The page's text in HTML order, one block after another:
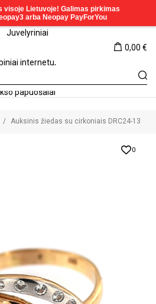
0,00 €
Auksinis žiedas su cirkoniais DRC24-13
0